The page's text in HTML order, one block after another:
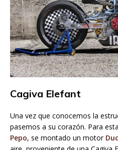
Cagiva Elefant
Una vez que conocemos la
pasemos a su corazón. Para
Pepo, se montado un motor